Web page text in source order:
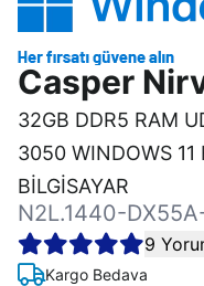
Casper
32GB DDR5 RAM
3050 WINDOWS 11
BİLGİSAYAR
N2L.1440-
9
Kargo Bedava